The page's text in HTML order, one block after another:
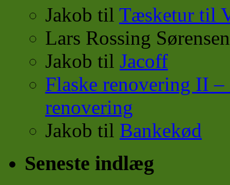
Jakob til Tæsketur til
Lars Rossing Sørensen
Jakob til Jacoff
Flaske renovering II
renovering
Jakob til Bankekød
Seneste indlæg